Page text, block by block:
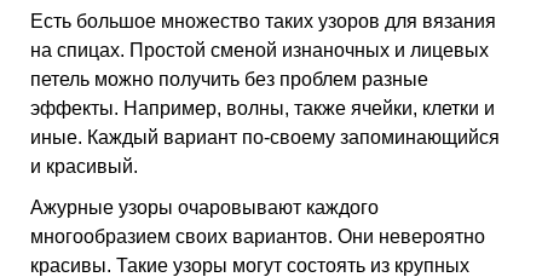
Есть большое множество таких узоров для вязания
на спицах. Простой сменой изнаночных и лицевых
петель можно получить без проблем разные
эффекты. Например, волны, также ячейки, клетки и
иные. Каждый вариант по-своему запоминающийся
и красивый.
Ажурные узоры очаровывают каждого
многообразием своих вариантов. Они невероятно
красивы. Такие узоры могут состоять из крупных